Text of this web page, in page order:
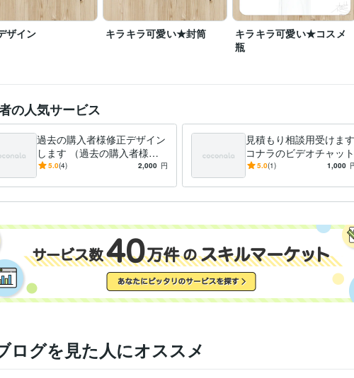
デザイン制作 グラフィックデザイン パッケージ
広告 健康 美容 起業 開業 コンサル 医療 サービス 飲食 サロン
Web制作・HP作成・EC構築 LP、HP、バナー、サムネイル
医療
ザイン キラキラ可愛い★封筒
キラキラ可愛い★コスメ
瓶
の人気サービス
過去の購入者様修正デザイン
します （過去の購入者様）
修正デザインします
5.0(4) 2,000 円
見積もり相談用受けま
コナラのビデオチャッ
積もり相談用受け
5.0(1) 1,000
ログを見た人にオススメ